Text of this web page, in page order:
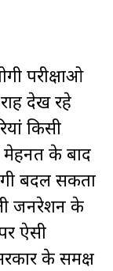
परीक्षाओ
देख रहे
किसी
मेहनत के बाद
बदल सकता
जनरेशन के
ऐसी
के समक्ष